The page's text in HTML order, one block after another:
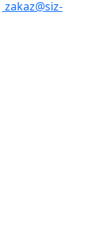
zakaz@siz-